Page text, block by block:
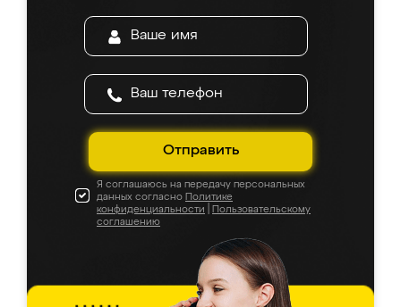
Отправить
Я соглашаюсь на передачу персональных
данных согласно Политике
конфиденциальности
Пользовательскому
соглашению